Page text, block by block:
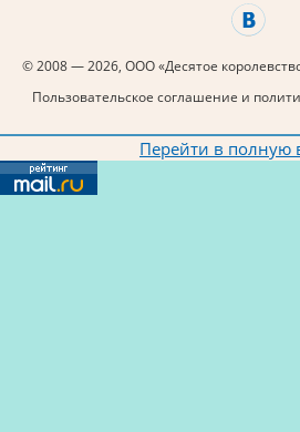
© 2008 — 2026, ООО «Десятое
Пользовательское соглашение и
Перейти в полную